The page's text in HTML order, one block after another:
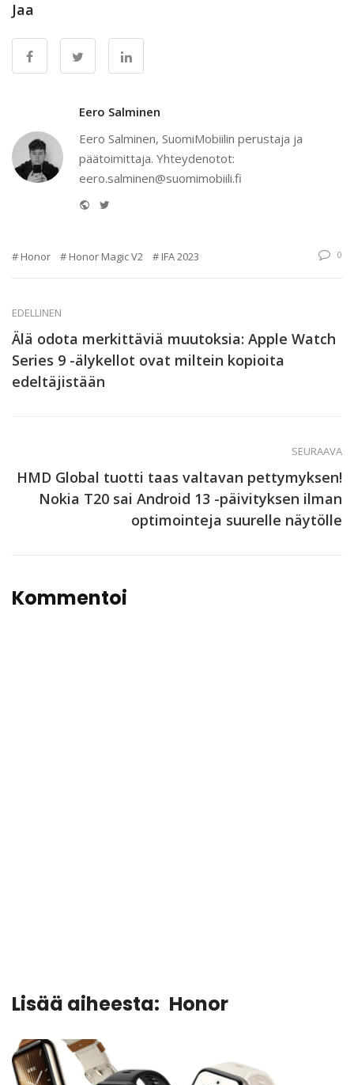
Jaa
Eero Salminen
Eero Salminen, SuomiMobiilin perustaja ja
päätoimittaja. Yhteydenotot:
eero.salminen@suomimobiili.fi
Website
Honor Honor Magic V2 IFA 2023 0
EDELLINEN
Älä odota merkittäviä muutoksia: Apple Watch
Series 9 -älykellot ovat miltein kopioita
edeltäjistään
SEURAAVA
HMD Global tuotti taas valtavan pettymyksen!
Nokia T20 sai Android 13 -päivityksen ilman
optimointeja suurelle näytölle
Kommentoi
Lisää aiheesta: Honor